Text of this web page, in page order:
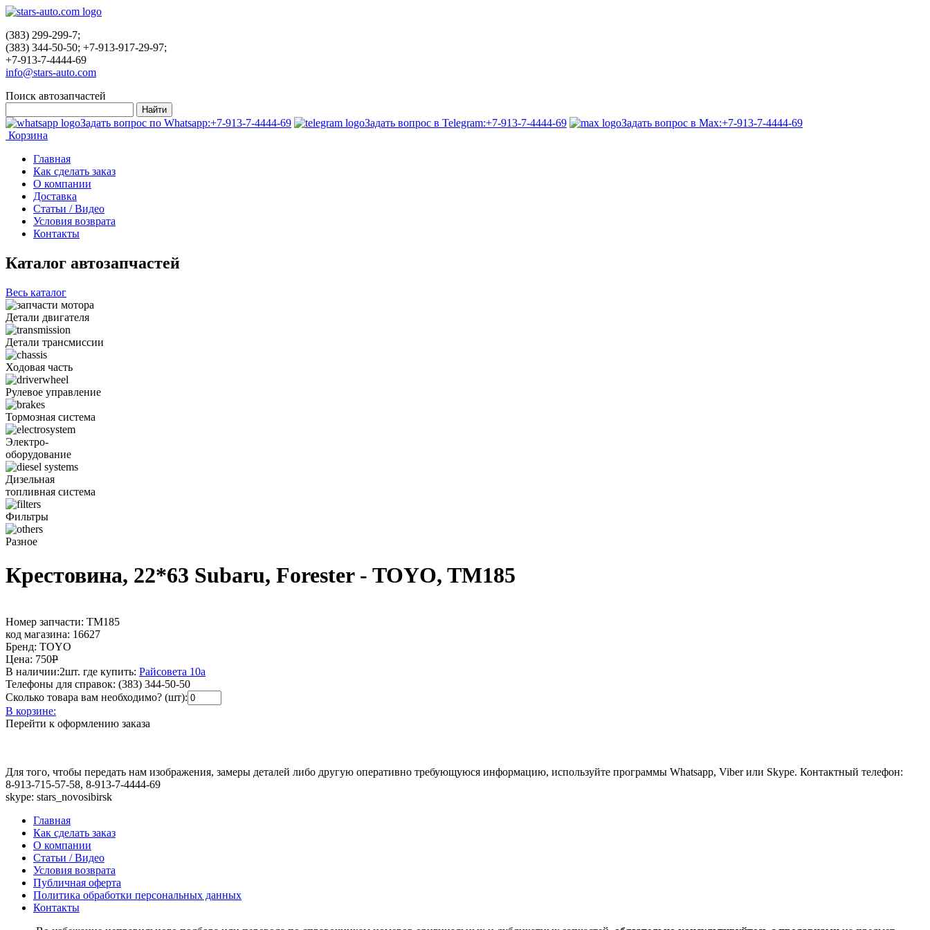
(383) 299-299-7;
(383) 344-50-50; +7-913-917-29-97;
+7-913-7-4444-69
info@stars-auto.com
Поиск автозапчастей
Задать вопрос по Whatsapp:+7-913-7-4444-69 Задать вопрос в Telegram:+7-913-7-4444-69 Задать вопрос в Max:+7-913-7-4444-69
Корзина
Главная
Как сделать заказ
О компании
Доставка
Статьи / Видео
Условия возврата
Контакты
Каталог автозапчастей
Весь каталог
Детали двигателя
Детали трансмиссии
Ходовая часть
Рулевое управление
Тормозная система
Электро-
оборудование
Дизельная
топливная система
Фильтры
Разное
Крестовина, 22*63 Subaru, Forester - TOYO, TM185
Номер запчасти: TM185
код магазина: 16627
Бренд: TOYO
Цена: 750Р
В наличии:2шт. где купить: Райсовета 10а
Телефоны для справок: (383) 344-50-50
Сколько товара вам необходимо? (шт):
В корзине:
Перейти к оформлению заказа
Для того, чтобы передать нам изображения, замеры деталей либо другую оперативно требующуюся информацию, используйте программы Whatsapp, Viber или Skype. Контактный телефон:
8-913-715-57-58, 8-913-7-4444-69
skype: stars_novosibirsk
Главная
Как сделать заказ
О компании
Статьи / Видео
Условия возврата
Публичная оферта
Политика обработки персональных данных
Контакты